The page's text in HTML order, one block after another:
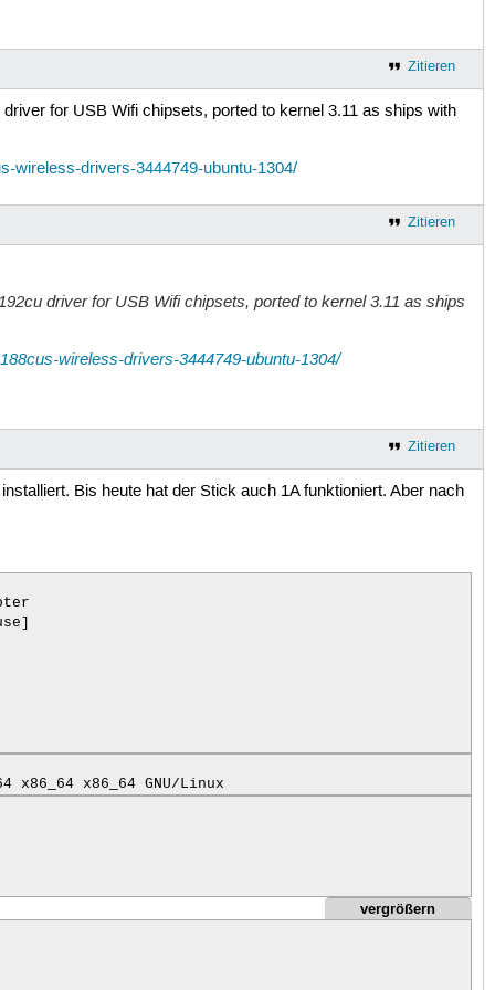
Zitieren
for USB Wifi chipsets, ported to kernel 3.11 as ships with
wireless-drivers-3444749-ubuntu-1304/
Zitieren
driver for USB Wifi chipsets, ported to kernel 3.11 as ships
wireless-drivers-3444749-ubuntu-1304/
Zitieren
Bis heute hat der Stick auch 1A funktioniert. Aber nach
x86_64 x86_64 GNU/Linux
vergrößern